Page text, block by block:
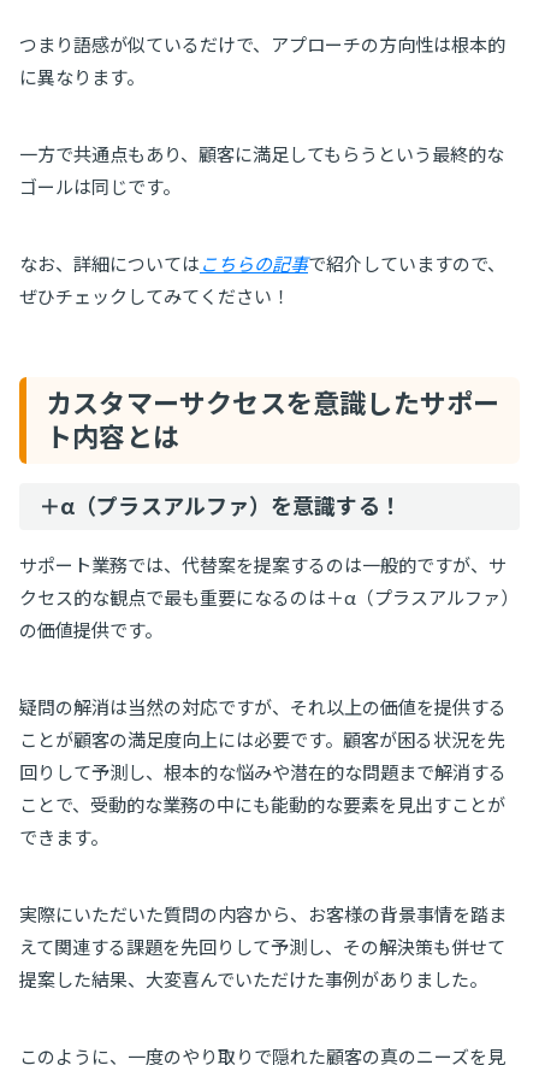
つまり語感が似ているだけで、アプローチの方向性は根本的
に異なります。
一方で共通点もあり、顧客に満足してもらうという最終的な
ゴールは同じです。
なお、詳細については こちらの記事で紹介していますので、
ぜひチェックしてみてください！
カスタマーサクセスを意識したサポー
ト内容とは
＋α（プラスアルファ）を意識する！
サポート業務では、代替案を提案するのは一般的ですが、サ
クセス的な観点で最も重要になるのは＋α（プラスアルファ）
の価値提供です。
疑問の解消は当然の対応ですが、それ以上の価値を提供する
ことが顧客の満足度向上には必要です。顧客が困る状況を先
回りして予測し、根本的な悩みや潜在的な問題まで解消する
ことで、受動的な業務の中にも能動的な要素を見出すことが
できます。
実際にいただいた質問の内容から、お客様の背景事情を踏ま
えて関連する課題を先回りして予測し、その解決策も併せて
提案した結果、大変喜んでいただけた事例がありました。
このように、一度のやり取りで隠れた顧客の真のニーズを見